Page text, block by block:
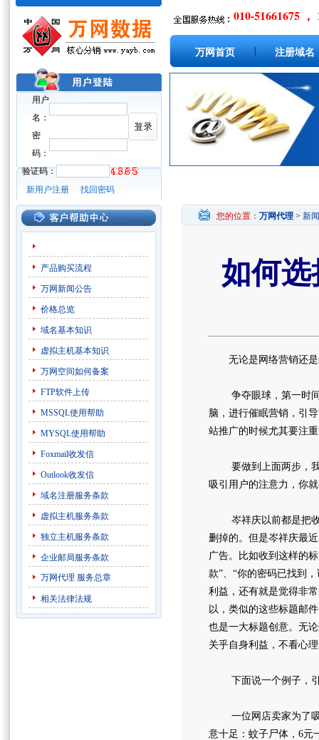
用户
名：
密
码：
验证码：
新用户注册
找回密码
010-51661675 ，
万网首页 注册域名
产品购买流程
万网新闻公告
价格总览
域名基本知识
虚拟主机基本知识
万网空间如何备案
FTP软件上传
MSSQL使用帮助
MYSQL使用帮助
Foxmail收发信
Outlook收发信
域名注册服务条款
虚拟主机服务条款
独立主机服务条款
企业邮局服务条款
万网代理 服务总章
相关法律法规
您的位置： 万网代理 > 新
如何
无论是网络营销还是
争夺眼球，第一时间
脑，进行催眠营销，引
站推广的时候尤其要注
要做到上面两步，我
吸引用户的注意力，你
岑祥庆以前都是把收
删掉的。但是岑祥庆最
广告。比如收到这样的
款”、“你的密码已找到
利益，还有就是觉得非
以，类似的这些标题邮
也是一大标题创意。无
关乎自身利益，不看心
下面说一个例子，引
一位网店卖家为了吸
意十足：蚊子尸体，6元